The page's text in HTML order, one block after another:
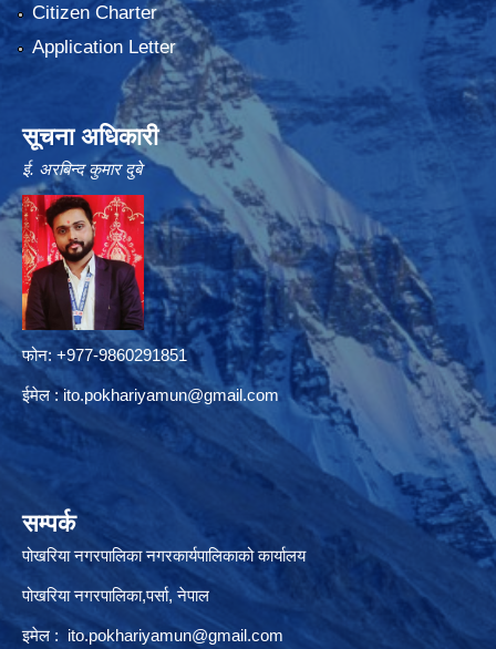
Citizen Charter
Application Letter
सूचना अधिकारी
ई. अरबिन्द कुमार दुबे
फोन: +977-9860291851
ईमेल :ito.pokhariyamun@gmail.com
सम्पर्क
पोखरिया नगरपालिका नगरकार्यपालिकाको कार्यालय
पोखरिया नगरपालिका,पर्सा, नेपाल
इमेल : ito.pokhariyamun@gmail.com